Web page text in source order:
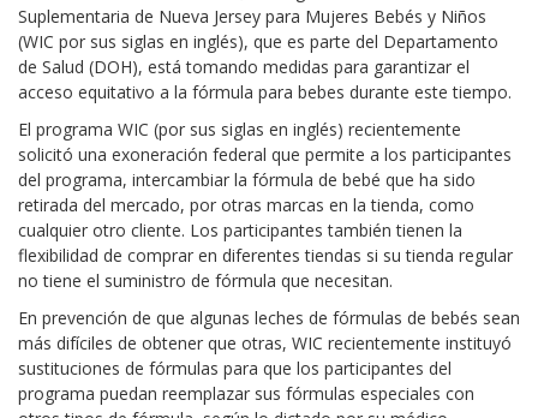
Suplementaria de Nueva Jersey para Mujeres Bebés y Niños
(WIC por sus siglas en inglés), que es parte del Departamento
de Salud (DOH), está tomando medidas para garantizar el
acceso equitativo a la fórmula para bebes durante este tiempo.
El programa WIC (por sus siglas en inglés) recientemente
solicitó una exoneración federal que permite a los participantes
del programa, intercambiar la fórmula de bebé que ha sido
retirada del mercado, por otras marcas en la tienda, como
cualquier otro cliente. Los participantes también tienen la
flexibilidad de comprar en diferentes tiendas si su tienda regular
no tiene el suministro de fórmula que necesitan.
En prevención de que algunas leches de fórmulas de bebés sean
más difíciles de obtener que otras, WIC recientemente instituyó
sustituciones de fórmulas para que los participantes del
programa puedan reemplazar sus fórmulas especiales con